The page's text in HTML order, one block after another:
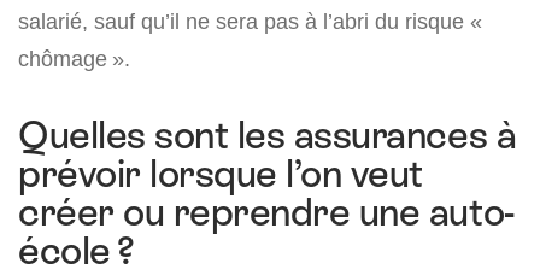
salarié, sauf qu’il ne sera pas à l’abri du risque «
chômage ».
Quelles sont les assurances à
prévoir lorsque l’on veut
créer ou reprendre une auto-
école ?